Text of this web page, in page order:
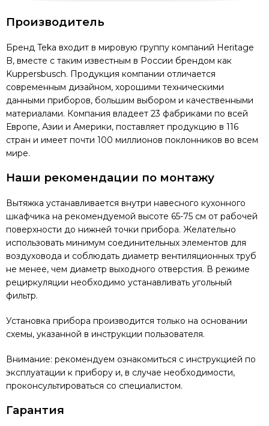
Производитель
Бренд Teka входит в мировую группу компаний Heritage
B, вместе с таким известным в России брендом как
Kuppersbusch. Продукция компании отличается
современным дизайном, хорошими техническими
данными приборов, большим выбором и качественными
материалами. Компания владеет 23 фабриками по всей
Европе, Азии и Америки, поставляет продукцию в 116
стран и имеет почти 100 миллионов поклонников во всем
мире.
Наши рекомендации по монтажу
Вытяжка устанавливается внутри навесного кухонного
шкафчика на рекомендуемой высоте 65-75 см от рабочей
поверхности до нижней точки прибора. Желательно
использовать минимум соединительных элементов для
воздуховода и соблюдать диаметр вентиляционных труб
не менее, чем диаметр выходного отверстия. В режиме
рециркуляции необходимо устанавливать угольный
фильтр.
Установка прибора производится только на основании
схемы, указанной в инструкции пользователя.
Внимание: рекомендуем ознакомиться с инструкцией по
эксплуатации к прибору и, в случае необходимости,
проконсультироваться со специалистом.
Гарантия